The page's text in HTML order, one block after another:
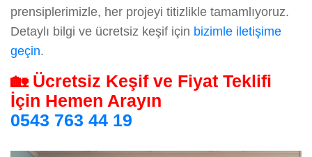
prensiplerimizle, her projeyi titizlikle tamamlıyoruz.
Detaylı bilgi ve ücretsiz keşif için bizimle iletişime
geçin.
🏡 Ücretsiz Keşif ve Fiyat Teklifi
İçin Hemen Arayın
0543 763 44 19